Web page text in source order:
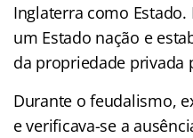
Inglaterra como
um Estado nação e
da propriedade privada
Durante o feudalismo,
e verificava-se a